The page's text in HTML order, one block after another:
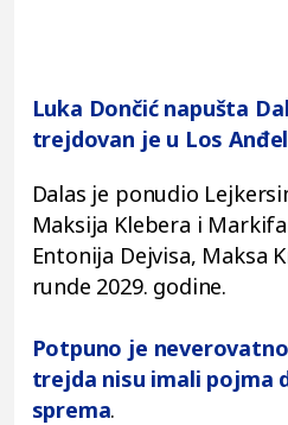
Luka Dončić napušta
trejdovan je u Los
Dalas je ponudio
Maksija Klebera i
Entonija Dejvisa, Maksa
runde 2029. godine.
Potpuno je
trejda nisu imali pojma
sprema.